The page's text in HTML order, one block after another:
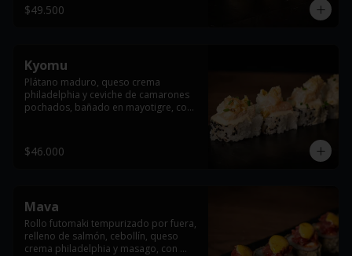
$49.500
Kyomu
Plátano maduro, queso crema
philadelphia y ceviche de camarones
pochados, bañado en mayotigre, con
$46.000
Mava
Rollo futomaki tempurizado por fuera,
relleno de salmón, cebollín, queso
crema philadelphia y masago, con